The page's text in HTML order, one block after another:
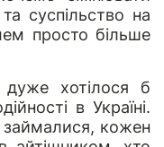
суспільство на
просто більше
дуже хотілося б
в Україні.
кожен